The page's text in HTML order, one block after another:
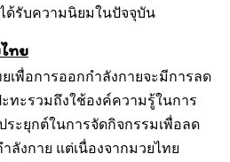
ด้รับความนิยมในปัจจุบัน
ทย
อการออกกำลังกายจะมีการลด
ทะรวมถึงใช้องค์ความรู้ในการ
ะยุกต์ในการจัดกิจกรรมเพื่อลด
ลังกาย แต่เนื่องจากมวยไทย